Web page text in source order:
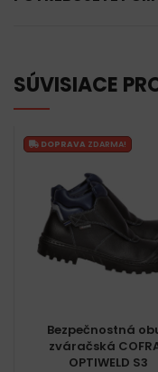
SÚVISIACE
DOPRAVA ZDARMA!
Bezpečnostná
zváračská
OPTIWELD S3